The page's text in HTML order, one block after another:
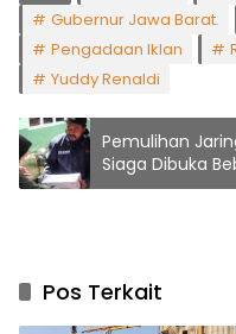
Gubernur Jawa Barat.
Pengadaan Iklan
Yuddy Renaldi
Pemulihan
Siaga Dibuka
Pos Terkait